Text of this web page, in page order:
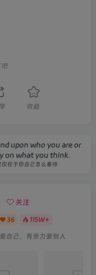
吧
收藏
upon who you are or
on what you think.
在于你自己怎么看待
关注
36 115W+
自己，有余力爱别人